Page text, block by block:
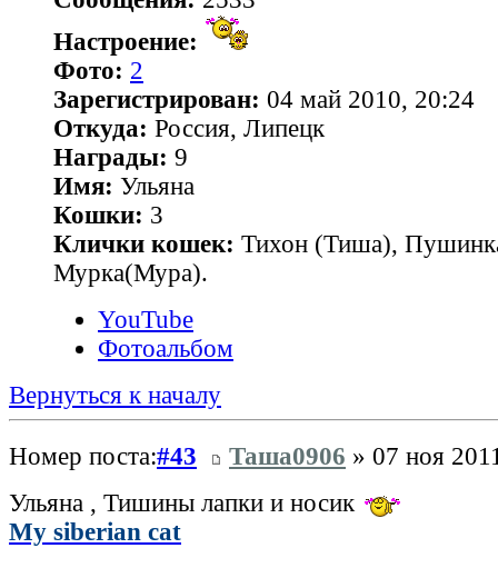
Настроение:
Фото: 2
Зарегистрирован: 04 май 2010, 20:24
Откуда: Россия, Липецк
Награды: 9
Имя: Ульяна
Кошки: 3
Клички кошек: Тихон (Тиша),
Мурка(Мура).
YouTube
Фотоальбом
Вернуться к началу
Номер поста:#43 Таша0906 » 07 ноя
Ульяна , Тишины лапки и носик
My siberian cat